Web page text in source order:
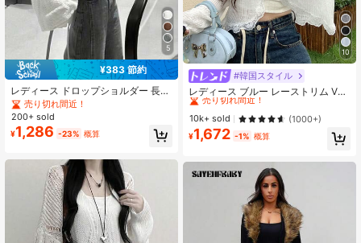
5
¥383 節約
レディース ドロップショルダー 長袖
ルーズ カジュアル 薄手 カーディガ
ン ホワイト 夏用
売り切れ間近！
200+ sold
¥1,286 -23% 概算
10
#韓国スタイル
レディース ブルー レーストリム Vネ
ック カバーアップ かわいい 新学期
夏用ショール 軽量 アウター ホワイ
ト 春 バケーションコア
#1 ベストセラー
売り切れ間近！
#1 ベストセラー
売り切れ間近！
#1 ベストセラー
売り切れ間近！
#1 ベストセラー
10k+ sold (1000+)
¥1,672 -1% 概算